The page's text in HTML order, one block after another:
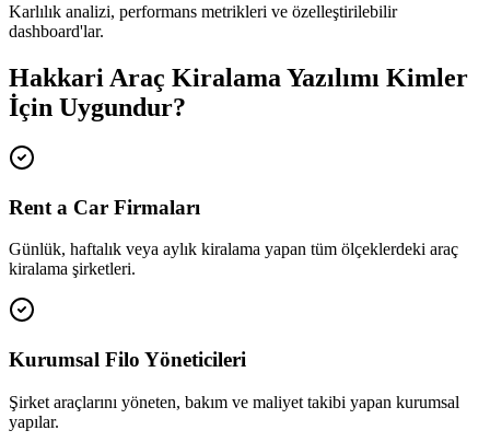
Karlılık analizi, performans metrikleri ve özelleştirilebilir
dashboard'lar.
Hakkari Araç Kiralama Yazılımı Kimler
İçin Uygundur?
Rent a Car Firmaları
Günlük, haftalık veya aylık kiralama yapan tüm ölçeklerdeki araç
kiralama şirketleri.
Kurumsal Filo Yöneticileri
Şirket araçlarını yöneten, bakım ve maliyet takibi yapan kurumsal
yapılar.